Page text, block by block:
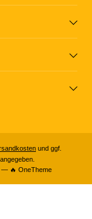
und ggf.
— 🔥 OneTheme